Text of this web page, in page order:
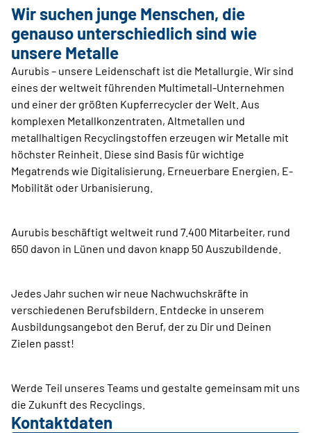
Wir suchen junge ­Menschen, die
genauso ­unterschiedlich sind wie
unsere Metalle
Aurubis – unsere Leidenschaft ist die Metallurgie. Wir sind
eines der weltweit führenden Multimetall-Unternehmen
und einer der größten Kupferrecycler der Welt. Aus
komplexen Metallkonzentraten, Altmetallen und
metallhaltigen Recyclingstoffen erzeugen wir Metalle mit
höchster Reinheit. Diese sind Basis für wichtige
Megatrends wie Digitalisierung, Erneuerbare Energien, E-
Mobilität oder Urbanisierung.
Aurubis beschäftigt weltweit rund 7.400 Mitarbeiter, rund
650 davon in Lünen und davon knapp 50 Auszubildende.
Jedes Jahr suchen wir neue Nachwuchskräfte in
verschiedenen Berufsbildern. Entdecke in unserem
Ausbildungsangebot den Beruf, der zu Dir und Deinen
Zielen passt!
Werde Teil unseres Teams und gestalte gemeinsam mit uns
die Zukunft des Recyclings.
Kontaktdaten